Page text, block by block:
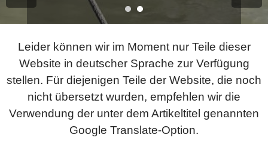
Leider können wir im Moment nur Teile dieser
Website in deutscher Sprache zur Verfügung
stellen. Für diejenigen Teile der Website, die noch
nicht übersetzt wurden, empfehlen wir die
Verwendung der unter dem Artikeltitel genannten
Google Translate-Option.